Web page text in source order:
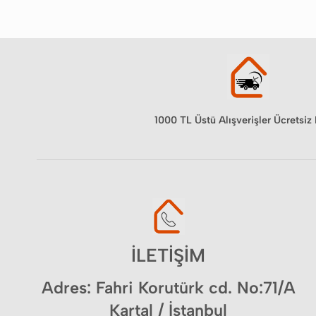
1000 TL Üstü Alışverişler Ücretsiz
İLETİŞİM
Adres: Fahri Korutürk cd. No:71/A
Kartal / İstanbul